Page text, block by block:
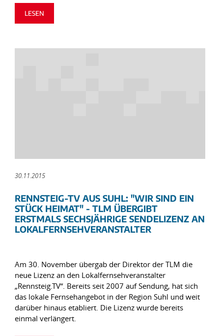
LESEN
30.11.2015
RENNSTEIG-TV AUS SUHL: "WIR SIND EIN
STÜCK HEIMAT" - TLM ÜBERGIBT
ERSTMALS SECHSJÄHRIGE SENDELIZENZ AN
LOKALFERNSEHVERANSTALTER
Am 30. November übergab der Direktor der TLM die
neue Lizenz an den Lokalfernsehveranstalter
„Rennsteig.TV“. Bereits seit 2007 auf Sendung, hat sich
das lokale Fernsehangebot in der Region Suhl und weit
darüber hinaus etabliert. Die Lizenz wurde bereits
einmal verlängert.